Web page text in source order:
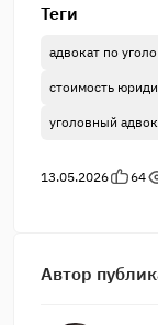
Теги
адвокат по
стоимость
уголовный
13.05.2026 64
Автор